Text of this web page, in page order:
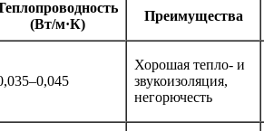
(Вт/м·К)
Преимущества
Хорошая тепло- и
звукоизоляция,
негорючесть